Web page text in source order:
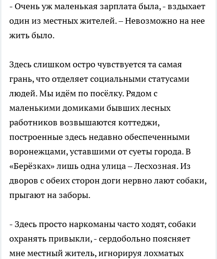
- Очень уж маленькая зарплата была, - вздыхает
один из местных жителей. – Невозможно на нее
жить было.
Здесь слишком остро чувствуется та самая
грань, что отделяет социальными статусами
людей. Мы идём по посёлку. Рядом с
маленькими домиками бывших лесных
работников возвышаются коттеджи,
построенные здесь недавно обеспеченными
воронежцами, уставшими от суеты города. В
«Берёзках» лишь одна улица – Лесхозная. Из
дворов с обеих сторон доги нервно лают собаки,
прыгают на заборы.
- Здесь просто наркоманы часто ходят, собаки
охранять привыкли, - сердобольно поясняет
мне местный житель, игнорируя лохматых